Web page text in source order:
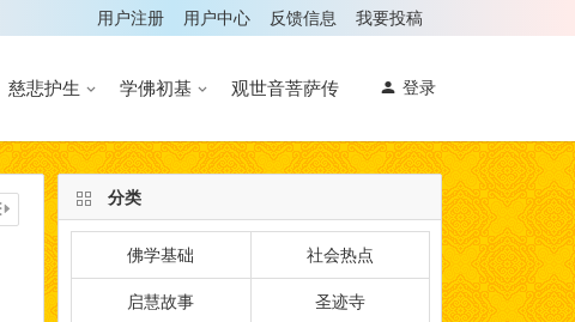
用户注册 用户中心 反馈信息 我要投稿
登录
慈悲护生 学佛初基 观世音菩萨传
分类
佛学基础 社会热点
启慧故事 圣迹寺